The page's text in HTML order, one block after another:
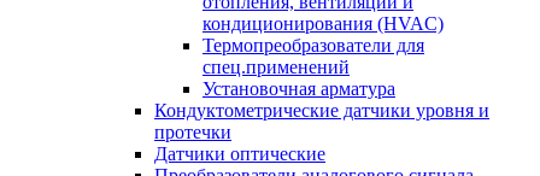
кондиционирования (HVAC)
Термопреобразователи для
спец.применений
Установочная арматура
Кондуктометрические датчики уровня и
протечки
Датчики оптические